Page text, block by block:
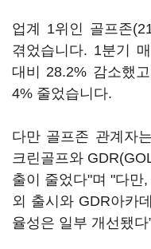
업계 1위인 골프존
겪었습니다. 1분기
대비 28.2% 감소했
4% 줄었습니다.
다만 골프존 관계자
크린골프와
출이 줄었다"며 "다만
외 출시와 GDR아카
율성은 일부 개선됐